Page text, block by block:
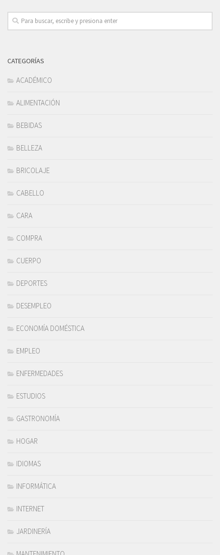
CATEGORÍAS
ACADÉMICO
ALIMENTACIÓN
BEBIDAS
BELLEZA
BRICOLAJE
CABELLO
CARA
COMPRA
CUERPO
DEPORTES
DESEMPLEO
ECONOMÍA DOMÉSTICA
EMPLEO
ENFERMEDADES
ESTUDIOS
GASTRONOMÍA
HOGAR
IDIOMAS
INFORMÁTICA
INTERNET
JARDINERÍA